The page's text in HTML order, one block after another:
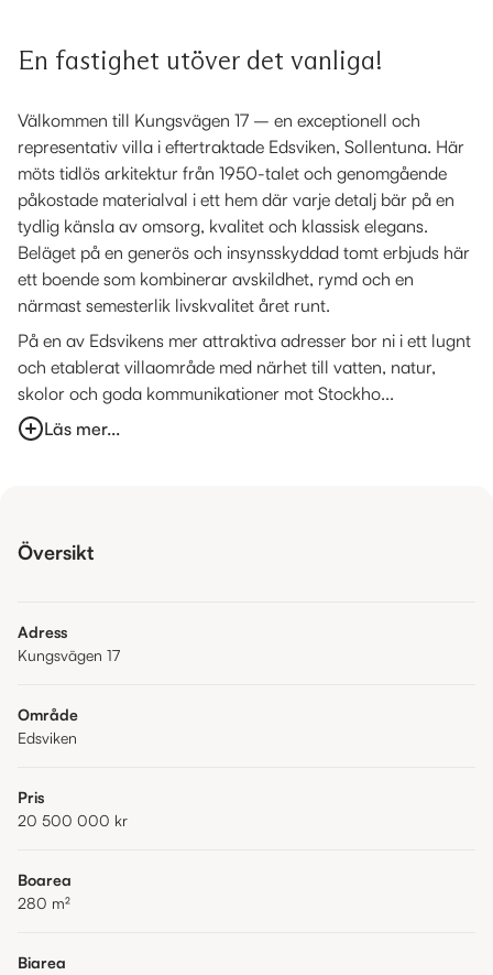
En fastighet utöver det vanliga!
Välkommen till Kungsvägen 17 – en exceptionell och
representativ villa i eftertraktade Edsviken, Sollentuna. Här
möts tidlös arkitektur från 1950-talet och genomgående
påkostade materialval i ett hem där varje detalj bär på en
tydlig känsla av omsorg, kvalitet och klassisk elegans.
Beläget på en generös och insynsskyddad tomt erbjuds här
ett boende som kombinerar avskildhet, rymd och en
närmast semesterlik livskvalitet året runt.
På en av Edsvikens mer attraktiva adresser bor ni i ett lugnt
och etablerat villaområde med närhet till vatten, natur,
skolor och goda kommunikationer mot Stockho...
Läs mer...
Översikt
Adress
Kungsvägen 17
Område
Edsviken
Pris
20 500 000 kr
Boarea
280 m²
Biarea